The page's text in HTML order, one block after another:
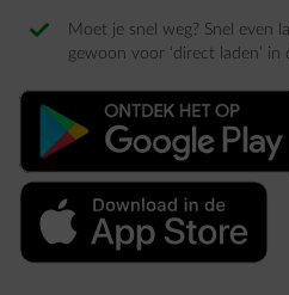
Moet je snel weg? Snel even
gewoon voor ‘direct laden’ in